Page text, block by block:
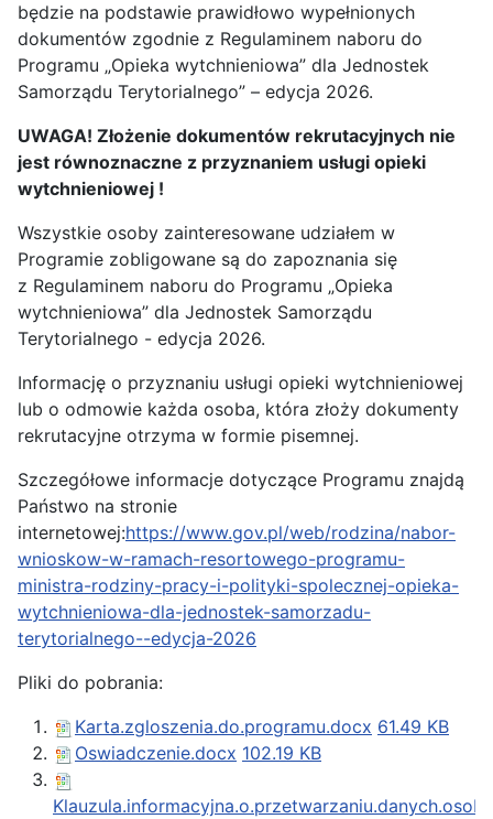
będzie na podstawie prawidłowo wypełnionych
dokumentów zgodnie z Regulaminem naboru do
Programu „Opieka wytchnieniowa” dla Jednostek
Samorządu Terytorialnego” – edycja 2026.
UWAGA! Złożenie dokumentów rekrutacyjnych nie
jest równoznaczne z przyznaniem usługi opieki
wytchnieniowej !
Wszystkie osoby zainteresowane udziałem w
Programie zobligowane są do zapoznania się
z Regulaminem naboru do Programu „Opieka
wytchnieniowa” dla Jednostek Samorządu
Terytorialnego - edycja 2026.
Informację o przyznaniu usługi opieki wytchnieniowej
lub o odmowie każda osoba, która złoży dokumenty
rekrutacyjne otrzyma w formie pisemnej.
Szczegółowe informacje dotyczące Programu znajdą
Państwo na stronie
internetowej:https://www.gov.pl/web/rodzina/nabor-
wnioskow-w-ramach-resortowego-programu-
ministra-rodziny-pracy-i-polityki-spolecznej-opieka-
wytchnieniowa-dla-jednostek-samorzadu-
terytorialnego--edycja-2026
Pliki do pobrania:
Karta.zgloszenia.do.programu.docx 61.49 KB
Oswiadczenie.docx 102.19 KB